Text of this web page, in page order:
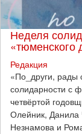
Неделя
«тюменского
Редакция
​«По_други,
солидарности с
четвёртой
Олейник,
Незнамова и